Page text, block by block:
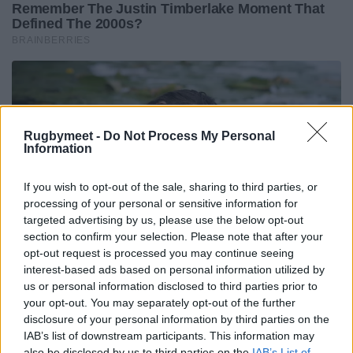
Rugbymeet - Do Not Process My Personal
Information
If you wish to opt-out of the sale, sharing to third parties, or
processing of your personal or sensitive information for
targeted advertising by us, please use the below opt-out
section to confirm your selection. Please note that after your
opt-out request is processed you may continue seeing
interest-based ads based on personal information utilized by
us or personal information disclosed to third parties prior to
your opt-out. You may separately opt-out of the further
disclosure of your personal information by third parties on the
IAB’s list of downstream participants. This information may